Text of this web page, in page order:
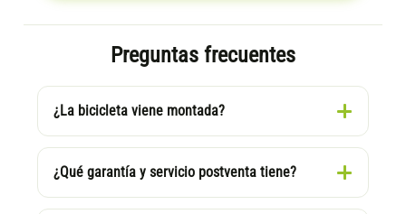
Preguntas frecuentes
¿La bicicleta viene montada?
¿Qué garantía y servicio postventa tiene?